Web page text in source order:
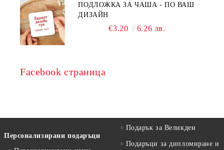
ПОДЛОЖКА ЗА ЧАША - ПО ВАШ
ДИЗАЙН
€3.20 6.26 лв.
Facebook страница
Персонализирани подаръци
Подарък за Великден
Подаръци за дипломиране и